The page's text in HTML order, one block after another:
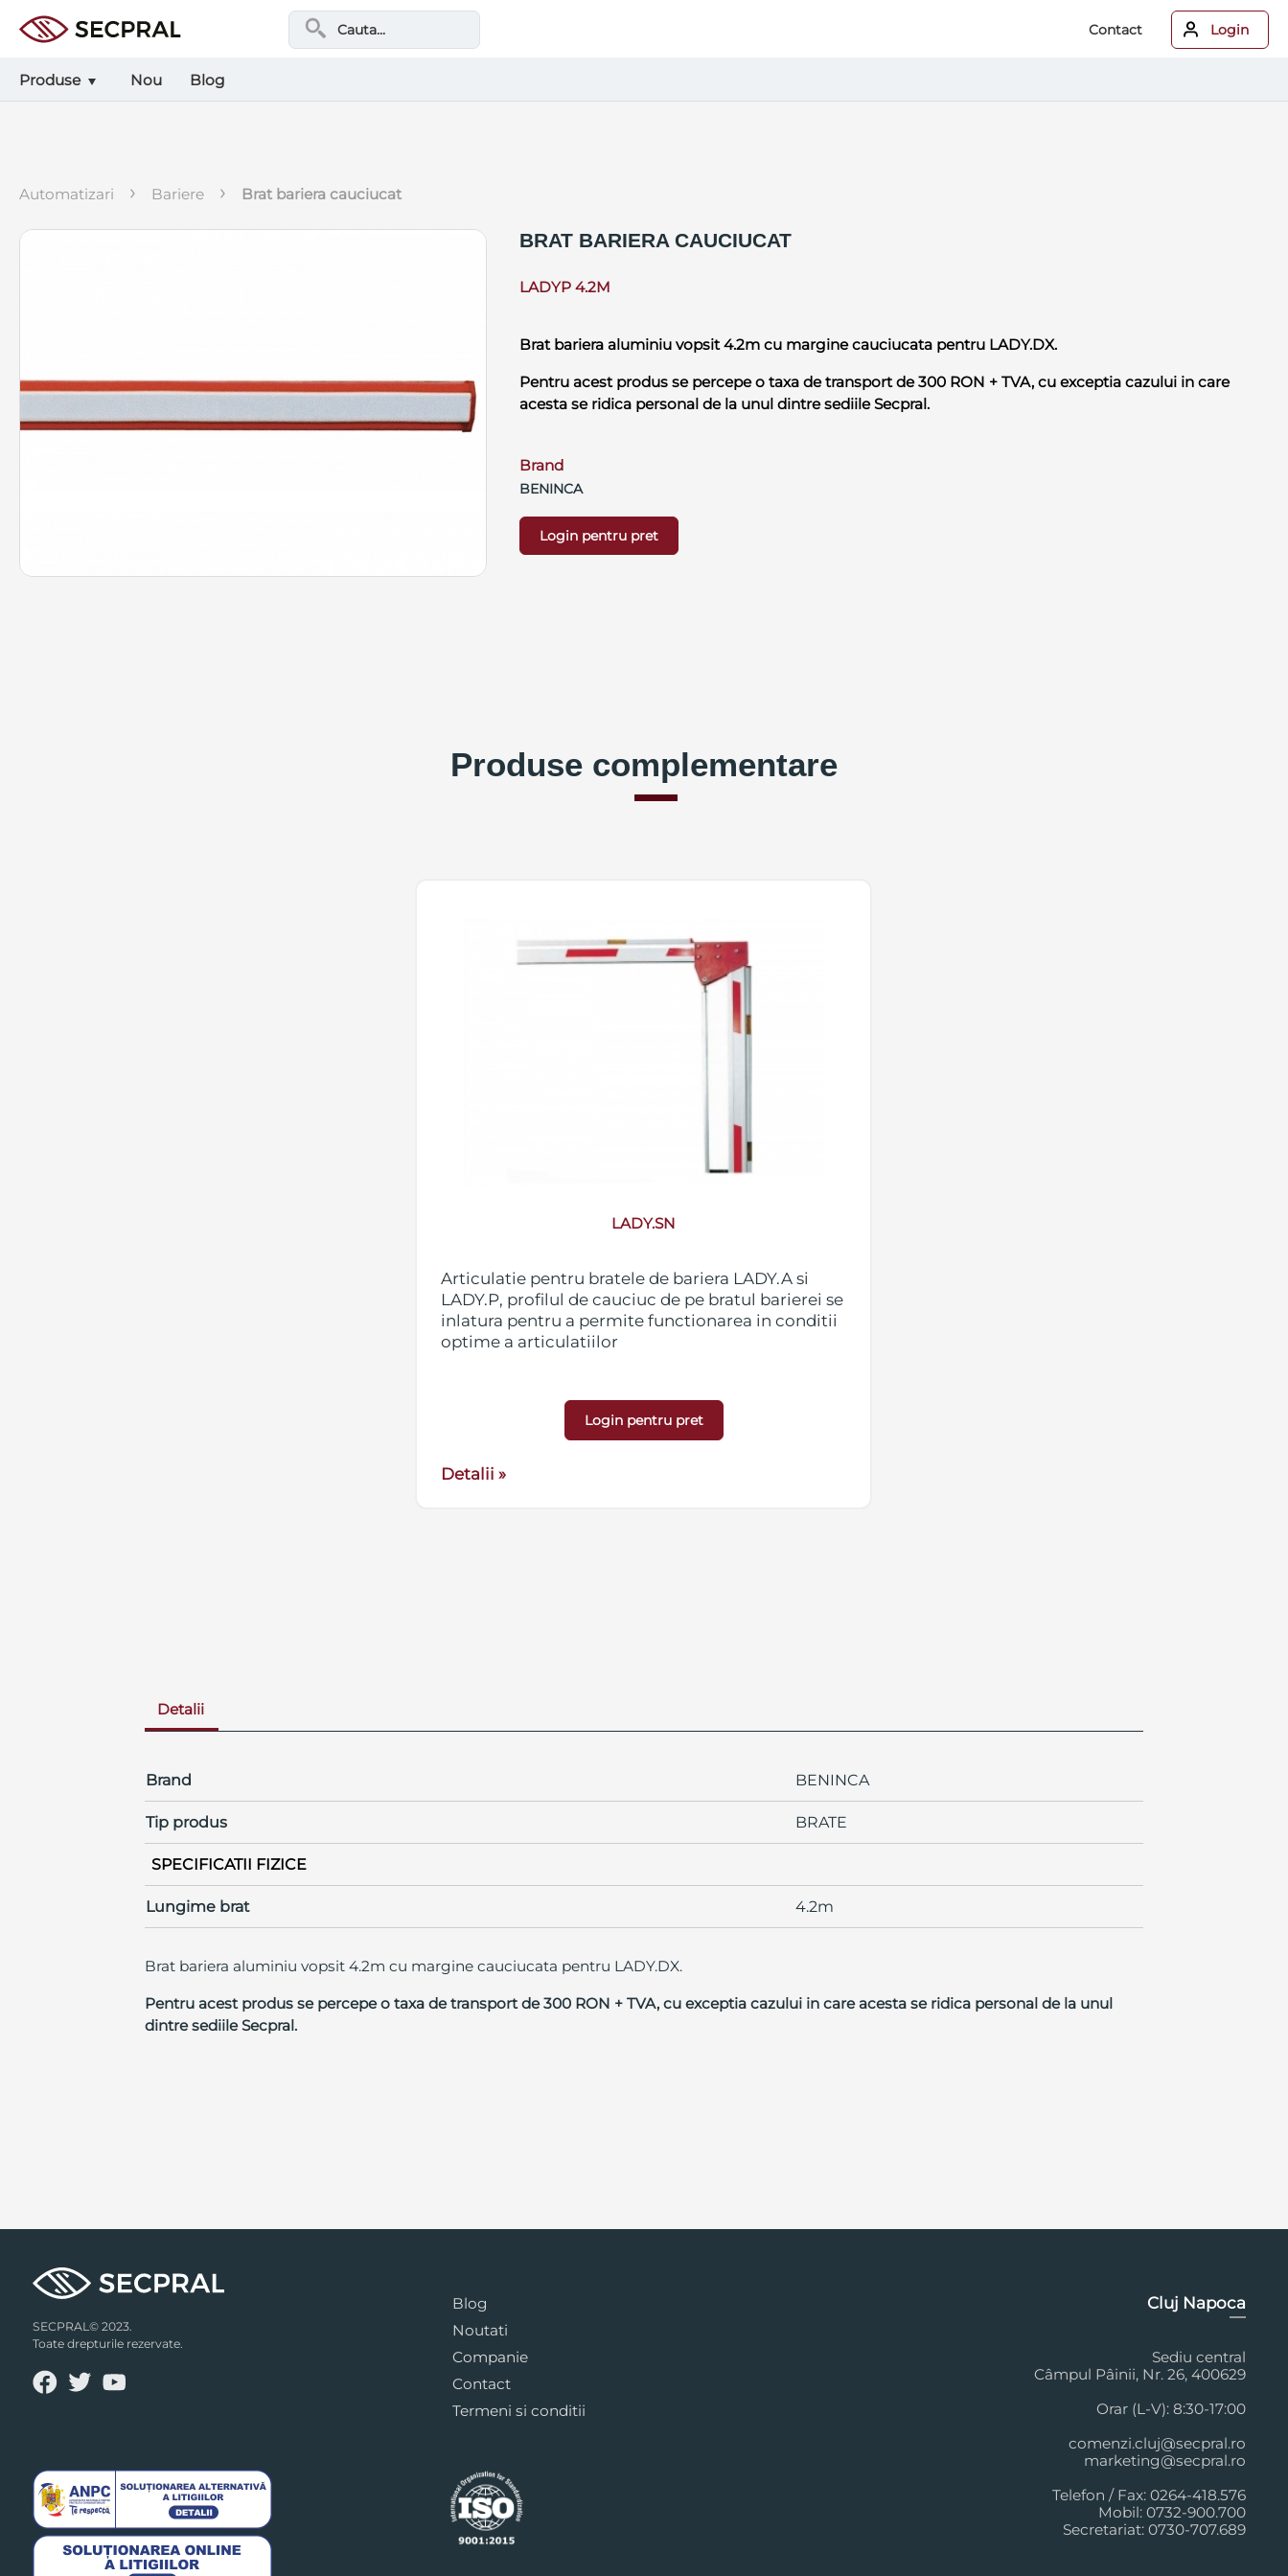
Contact Login
Produse Nou Blog
automatizari › bariere › brat bariera cauciucat
BRAT BARIERA CAUCIUCAT
LADYP 4.2M
Brat bariera aluminiu vopsit 4.2m cu margine cauciucata pentru LADY.DX.
Pentru acest produs se percepe o taxa de transport de 300 RON + TVA, cu exceptia cazului in care
acesta se ridica personal de la unul dintre sediile Secpral.
Brand
BENINCA
Login pentru pret
Produse complementare
LADY.SN
Articulatie pentru bratele de bariera LADY.A si
LADY.P, profilul de cauciuc de pe bratul barierei se
inlatura pentru a permite functionarea in conditii
optime a articulatiilor
Login pentru pret
Detalii »
Detalii
Brand BENINCA
Tip produs BRATE
SPECIFICATII FIZICE
Lungime brat 4.2m
Brat bariera aluminiu vopsit 4.2m cu margine cauciucata pentru LADY.DX.
Pentru acest produs se percepe o taxa de transport de 300 RON + TVA, cu exceptia cazului in care acesta se ridica personal de la unul
dintre sediile Secpral.
SECPRAL© 2023.
Toate drepturile rezervate.
Blog
Noutati
Companie
Contact
Termeni si conditii
Cluj Napoca
Sediu central
Câmpul Pâinii, Nr. 26, 400629
Orar (L-V): 8:30-17:00
comenzi.cluj@secpral.ro
marketing@secpral.ro
Telefon / Fax: 0264-418.576
Mobil: 0732-900.700
Secretariat: 0730-707.689